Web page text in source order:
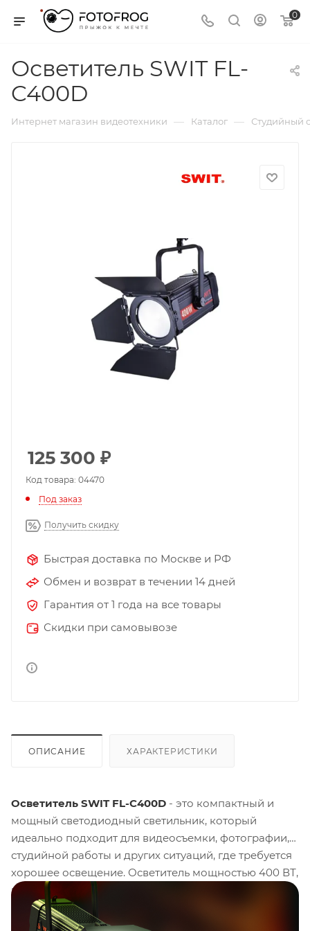
0
Осветитель SWIT FL-
C400D
Интернет магазин видеотехники — Каталог — Студийный
125 300 ₽
Код товара: 04470
Под заказ
Получить скидку
Быстрая доставка по Москве и РФ
Обмен и возврат в течении 14 дней
Гарантия от 1 года на все товары
Скидки при самовывозе
ОПИСАНИЕ ХАРАКТЕРИСТИКИ
Осветитель SWIT FL-C400D - это компактный и
мощный светодиодный светильник, который
идеально подходит для видеосъемки, фотографии,
студийной работы и других ситуаций, где требуется
хорошее освещение. Осветитель мощностью 400 ВТ,
высококачественными светодиодами, которые
обеспечивают яркое и равномерное освещение,
высоким CRI / TLCI и точной цветопередачей